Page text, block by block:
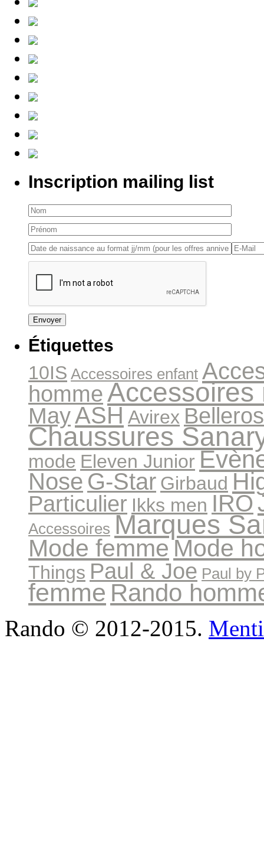
Inscription mailing list
Étiquettes
10IS Accessoires enfant
hommeAccessoires
MayASH Avirex
Chaussures
mode Eleven Junior
Nose G-Star Girbaud
Particulier Ikks men IRO
Accessoires Marques
Mode femmeMode
Things Paul & Joe Paul by
femme Rando
Rando © 2012-2015.